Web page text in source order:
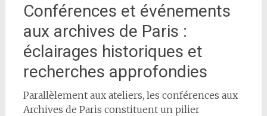
Conférences et événements
aux archives de Paris :
éclairages historiques et
recherches approfondies
Parallèlement aux ateliers, les conférences aux
Archives de Paris constituent un pilier